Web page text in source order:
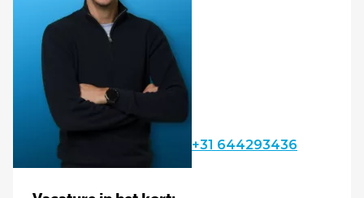
+31 644293436